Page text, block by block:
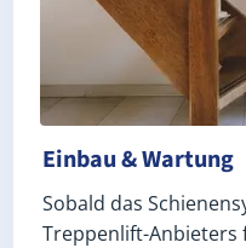
Einbau & Wartung
Sobald das
Treppenlift-Anbieters